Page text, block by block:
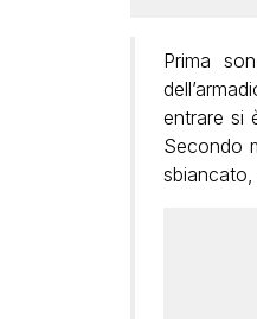
Prima
entrare si
Secondo